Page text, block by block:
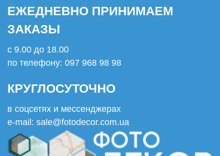
ЕЖЕДНЕВНО ПРИНИМАЕМ
ЗАКАЗЫ
с 9.00 до 18.00
по телефону: 097 968 98 98
КРУГЛОСУТОЧНО
в соцсетях и мессенджерах
e-mail: sale@fotodecor.com.ua